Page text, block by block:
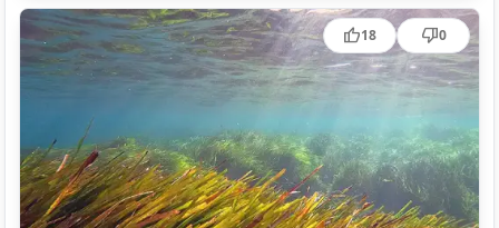
thumb_up18 thumb_down0